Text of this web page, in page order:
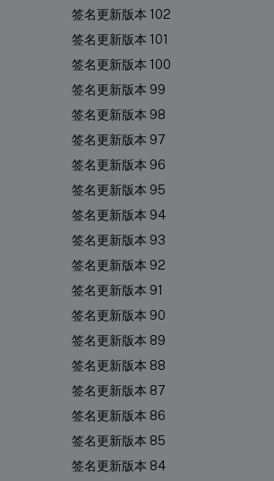
签名更新版本 102
签名更新版本 101
签名更新版本 100
签名更新版本 99
签名更新版本 98
签名更新版本 97
签名更新版本 96
签名更新版本 95
签名更新版本 94
签名更新版本 93
签名更新版本 92
签名更新版本 91
签名更新版本 90
签名更新版本 89
签名更新版本 88
签名更新版本 87
签名更新版本 86
签名更新版本 85
签名更新版本 84